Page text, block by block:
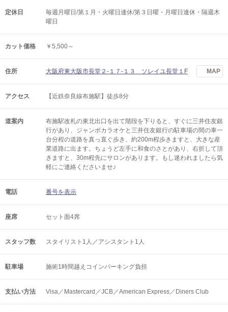
定休日
毎週月曜日/第１月・火曜日連休/第３日曜・月曜日連休・隔週木
曜日
カット価格 ￥5,500～
住所 大阪府東大阪市長堂２-１７-１３ ソレイユ長堂１F MAP
アクセス 【近鉄奈良線布施駅】徒歩8分
道案内
布施駅改札の東北出口を出て階段を下りると、すぐに三井住友銀
行があり、ジャンボカラオケと三井住友銀行の駐車場の間の車一
台分程の道路を真っ直ぐ歩き、約200m程歩きますと、大きな産
業道路に出ます。ちょうど左手に和食のさとがあり、右折して頂
きますと、30m程先にサロンがあります。もし迷われましたら気
軽にご連絡くださいませ♪
電話 番号を表示
座席 セット面4席
スタッフ数 スタイリスト1人／アシスタント1人
駐車場 施術1時間越えコインパーキング負担
支払い方法 Visa／Mastercard／JCB／American Express／Diners Club